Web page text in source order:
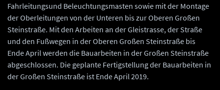
Fahrleitungsund Beleuchtungsmasten sowie mit der Montage
der Oberleitungen von der Unteren bis zur Oberen Großen
Steinstraße. Mit den Arbeiten an der Gleistrasse, der Straße
und den Fußwegen in der Oberen Großen Steinstraße bis
Ende April werden die Bauarbeiten in der Großen Steinstraße
abgeschlossen. Die geplante Fertigstellung der Bauarbeiten in
der Großen Steinstraße ist Ende April 2019.